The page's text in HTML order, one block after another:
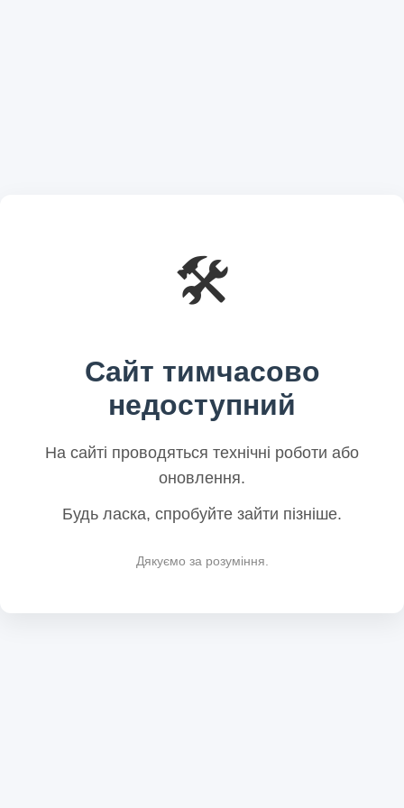
🛠️
Сайт тимчасово
недоступний
На сайті проводяться технічні роботи або
оновлення.
Будь ласка, спробуйте зайти пізніше.
Дякуємо за розуміння.